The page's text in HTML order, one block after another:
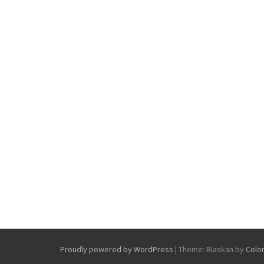
Proudly powered by WordPress | Theme: Blaskan by